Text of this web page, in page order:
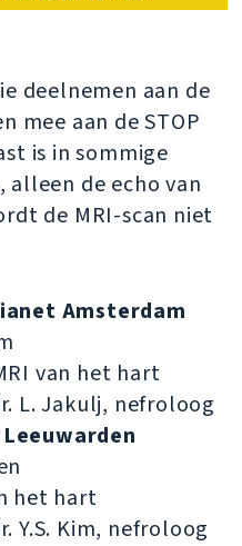
deelnemen aan de
mee aan de STOP
is in sommige
de echo van
de MRI-scan niet
Amsterdam
van het hart
L. Jakulj, nefroloog
het hart
Y.S. Kim, nefroloog